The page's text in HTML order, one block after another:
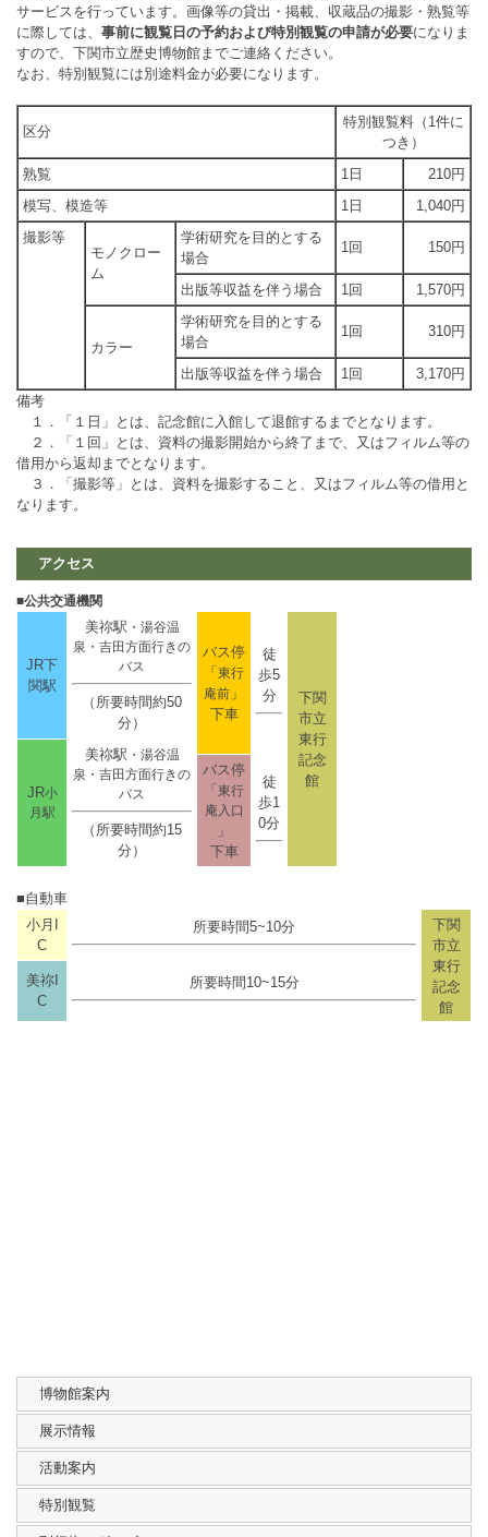
サービスを行っています。画像等の貸出・掲載、収蔵品の撮影・熟覧等
に際しては、 事前に観覧日の予約および特別観覧の申請が必要になりま
すので、下関市立歴史博物館までご連絡ください。
なお、特別観覧には別途料金が必要になります。
区分
特別観覧料（1件に
つき）
熟覧
1日
210円
模写、模造等
1日
1,040円
撮影等
モノクロー
ム
学術研究を目的とする
場合
1回 150円
出版等収益を伴う場合 1回 1,570円
カラー
学術研究を目的とする
場合
1回 310円
出版等収益を伴う場合 1回
3,170円
備考
１．「１日」とは、記念館に入館して退館するまでとなります。
２．「１回」とは、資料の撮影開始から終了まで、又はフィルム等の
借用から返却までとなります。
３．「撮影等」とは、資料を撮影すること、又はフィルム等の借用と
なります。
アクセス
■公共交通機関
JR下
関駅
美祢駅 ・湯谷温
泉・吉田方面行きの
バス
（所要時間約50
分）
バス停
「東行
庵前 」
下車
徒
歩5
分
下関
市立
東行
記念
館
JR小
月駅
美祢駅 ・湯谷温
泉・吉田方面行きの
バス
（所要時間約15
分）
バス停
「東行
庵入口
」
下車
徒
歩1
0分
■自動車
小月I
C
所要時間5~10分
下関
市立
東行
記念
館
美祢I
C
所要時間10~15分
博物館案内
展示情報
活動案内
特別観覧